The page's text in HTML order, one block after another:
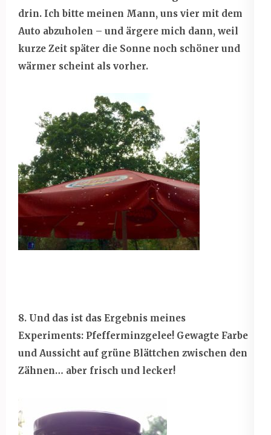
drin. Ich bitte meinen Mann, uns vier mit dem
Auto abzuholen – und ärgere mich dann, weil
kurze Zeit später die Sonne noch schöner und
wärmer scheint als vorher.
8. Und das ist das Ergebnis meines
Experiments: Pfefferminzgelee! Gewagte Farbe
und Aussicht auf grüne Blättchen zwischen den
Zähnen… aber frisch und lecker!